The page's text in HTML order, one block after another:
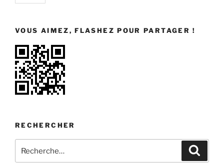
VOUS AIMEZ, FLASHEZ POUR PARTAGER !
RECHERCHER
pour